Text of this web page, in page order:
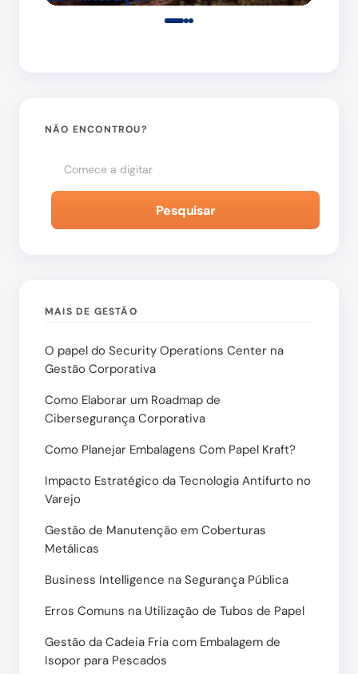
NÃO ENCONTROU?
Pesquisar
MAIS DE GESTÃO
O papel do Security Operations Center na
Gestão Corporativa
Como Elaborar um Roadmap de
Cibersegurança Corporativa
Como Planejar Embalagens Com Papel Kraft?
Impacto Estratégico da Tecnologia Antifurto no
Varejo
Gestão de Manutenção em Coberturas
Metálicas
Business Intelligence na Segurança Pública
Erros Comuns na Utilização de Tubos de Papel
Gestão da Cadeia Fria com Embalagem de
Isopor para Pescados